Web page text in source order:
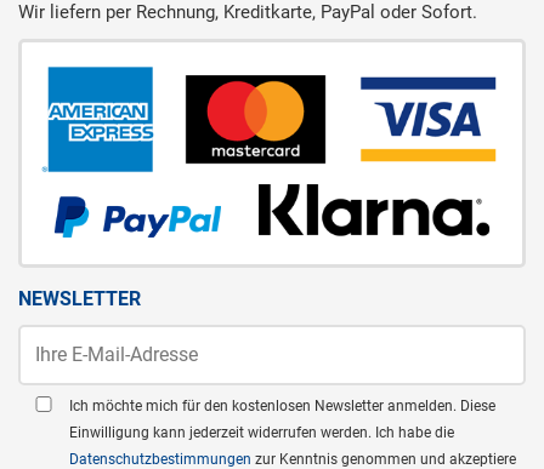
Wir liefern per Rechnung, Kreditkarte, PayPal oder Sofort.
NEWSLETTER
Ich möchte mich für den kostenlosen Newsletter anmelden. Diese
Einwilligung kann jederzeit widerrufen werden. Ich habe die
Datenschutzbestimmungen zur Kenntnis genommen und akzeptiere